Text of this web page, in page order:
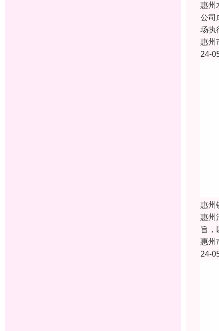
惠州
公司
场执
惠州
24-
惠州
惠州
旨
惠州
24-